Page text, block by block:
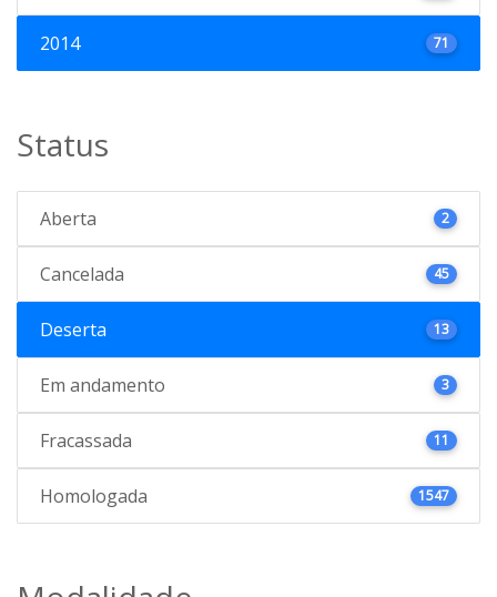
2014 71
Status
Aberta 2
Cancelada 45
Deserta 13
Em andamento 3
Fracassada 11
Homologada 1547